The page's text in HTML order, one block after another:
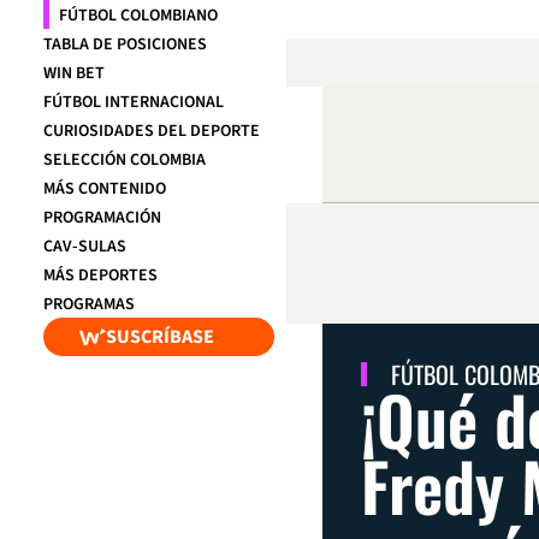
FÚTBOL COLOMBIANO
TABLA DE POSICIONES
WIN BET
FÚTBOL INTERNACIONAL
CURIOSIDADES DEL DEPORTE
SELECCIÓN COLOMBIA
MÁS CONTENIDO
PROGRAMACIÓN
CAV-SULAS
MÁS DEPORTES
PROGRAMAS
SUSCRÍBASE
FÚTBOL
¡Qué
Fredy